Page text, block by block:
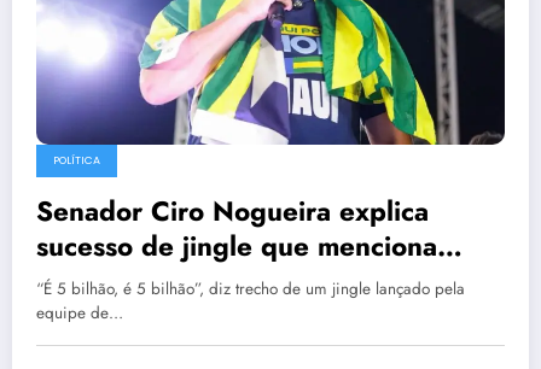
POLÍTICA
Senador Ciro Nogueira explica
sucesso de jingle que menciona
investimentos no Piauí
“É 5 bilhão, é 5 bilhão”, diz trecho de um jingle lançado pela
equipe de…